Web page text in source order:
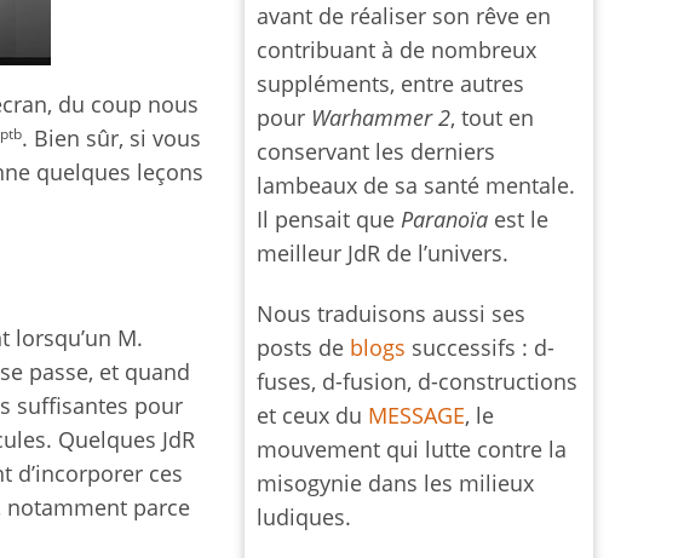
du coup nous
. Bien sûr, si vous
quelques leçons
lorsqu’un M.
passe, et quand
suffisantes pour
Quelques JdR
d’incorporer ces
notamment parce
avant de réaliser son rêve en
contribuant à de nombreux
suppléments, entre autres
pour Warhammer 2, tout en
conservant les derniers
lambeaux de sa santé mentale.
Il pensait queParanoïa est le
meilleur JdR de l’univers.
Nous traduisons aussi ses
posts de blogs successifs : d-
fuses, d-fusion, d-constructions
et ceux du MESSAGE, le
mouvement qui lutte contre la
misogynie dans les milieux
ludiques.